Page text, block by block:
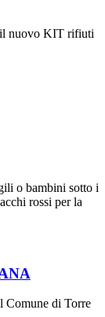
il nuovo KIT rifiuti
o bambini sotto i
rossi per la
Comune di Torre